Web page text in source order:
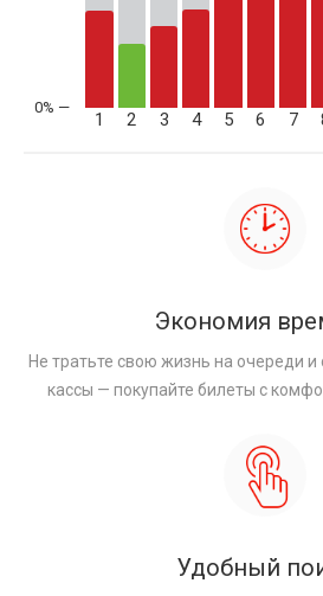
1 2 3 4 5 6 7
Экономия
Не тратьте свою жизнь на очереди
кассы — покупайте билеты с
Удобный